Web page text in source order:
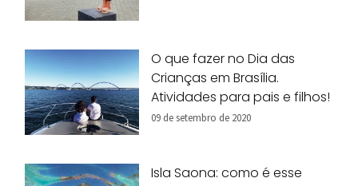
O que fazer no Dia das
Crianças em Brasília.
Atividades para pais e filhos!
09 de setembro de 2020
Isla Saona: como é esse